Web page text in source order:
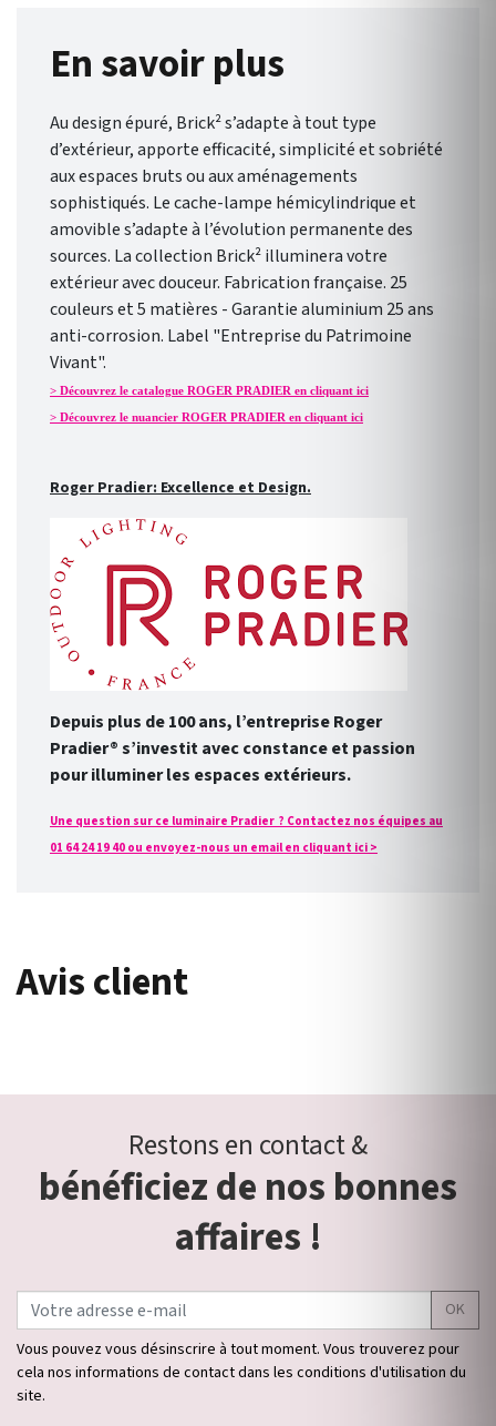
En savoir plus
Au design épuré, Brick² s’adapte à tout type
d’extérieur, apporte efficacité, simplicité et sobriété
aux espaces bruts ou aux aménagements
sophistiqués. Le cache-lampe hémicylindrique et
amovible s’adapte à l’évolution permanente des
sources. La collection Brick² illuminera votre
extérieur avec douceur. Fabrication française. 25
couleurs et 5 matières - Garantie aluminium 25 ans
anti-corrosion. Label "Entreprise du Patrimoine
Vivant".
> Découvrez le catalogue ROGER PRADIER en cliquant ici
> Découvrez le nuancier ROGER PRADIER en cliquant ici
Roger Pradier: Excellence et Design.
Depuis plus de 100 ans, l’entreprise Roger
Pradier® s’investit avec constance et passion
pour illuminer les espaces extérieurs.
Une question sur ce luminaire Pradier ? Contactez nos équipes au
01 64 24 19 40 ou envoyez-nous un email en cliquant ici >
Avis client
Restons en contact &
bénéficiez de nos bonnes
affaires !
OK
Vous pouvez vous désinscrire à tout moment. Vous trouverez pour
cela nos informations de contact dans les conditions d'utilisation du
site.